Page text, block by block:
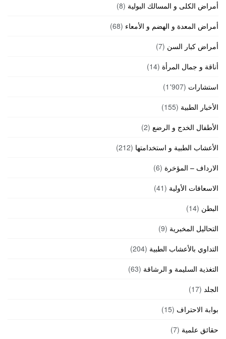
أمراض الكلى و المسالك البولية (8)
أمراض المعدة و الهضم و الأمعاء (68)
أمراض كبار السن (7)
أناقة و جمال المرأة (14)
استشارات (1٬907)
الأخبار الطبية (155)
الأطفال الخدج و الرضع (2)
الأعشاب الطبية و استخدامتها (212)
الارداف – المؤخرة (6)
الاسعافات الأولية (41)
البطن (14)
التحاليل المخبرية (9)
التداوي بالأعشاب الطبية (204)
التغذية السليمة و الرشاقة (63)
الجلد (17)
بوابة الاحتراف (15)
حقائق علمية (7)